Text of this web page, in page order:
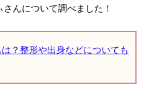
んについて調べました！
？整形や出身などについても